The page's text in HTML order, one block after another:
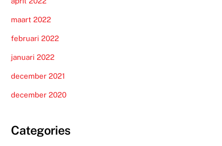
maart 2022
februari 2022
januari 2022
december 2021
december 2020
Categories